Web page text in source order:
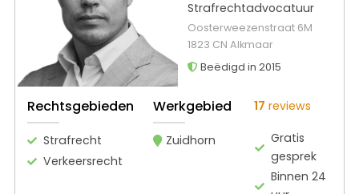
Strafrechtadvocatuur
Oosterweezenstraat 6M
1823 CN Alkmaar
Beëdigd in 2015
Rechtsgebieden
Strafrecht
Verkeersrecht
Werkgebied
Zuidhorn
17 reviews
Gratis
gesprek
Binnen 24